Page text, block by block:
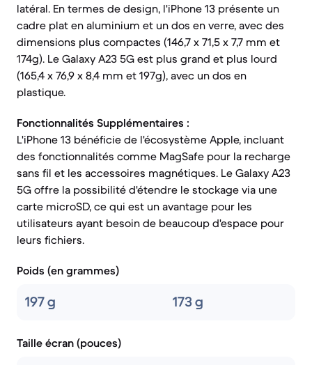
latéral. En termes de design, l'iPhone 13 présente un
cadre plat en aluminium et un dos en verre, avec des
dimensions plus compactes (146,7 x 71,5 x 7,7 mm et
174g). Le Galaxy A23 5G est plus grand et plus lourd
(165,4 x 76,9 x 8,4 mm et 197g), avec un dos en
plastique.
Fonctionnalités Supplémentaires :
L'iPhone 13 bénéficie de l'écosystème Apple, incluant
des fonctionnalités comme MagSafe pour la recharge
sans fil et les accessoires magnétiques. Le Galaxy A23
5G offre la possibilité d'étendre le stockage via une
carte microSD, ce qui est un avantage pour les
utilisateurs ayant besoin de beaucoup d'espace pour
leurs fichiers.
Poids (en grammes)
197 g 173 g
Taille écran (pouces)